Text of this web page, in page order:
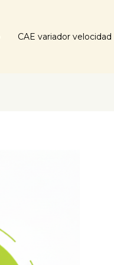
CAE variador velocidad